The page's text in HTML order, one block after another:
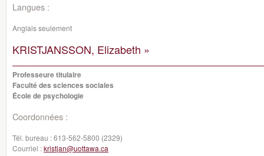
Langues :
Anglais seulement
KRISTJANSSON, Elizabeth »
Professeure titulaire
Faculté des sciences sociales
École de psychologie
Coordonnées :
Tél. bureau :613-562-5800 (2329)
Courriel :kristjan@uottawa.ca